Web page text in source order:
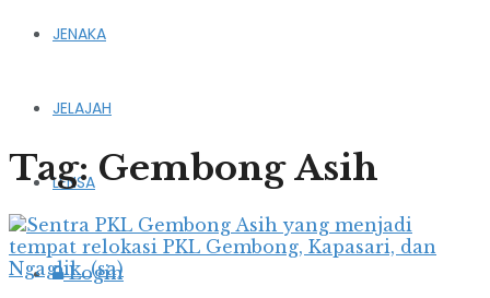
JENAKA
JELAJAH
LENSA
Login
Tag:Gembong Asih